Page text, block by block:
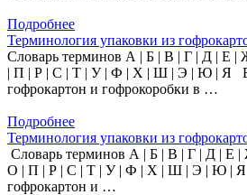
Подробнее
Терминология упаковки из
Словарь терминов А | Б | В | Г | Д | Е
| П | Р | С | Т | У | Ф | Х | Ш | Э | Ю | Я
гофрокартон и гофрокоробки в …
Подробнее
Терминология упаковки из
Словарь терминов А | Б | В | Г | Д | Е
О | П | Р | С | Т | У | Ф | Х | Ш | Э | Ю | Я
гофрокартон и …